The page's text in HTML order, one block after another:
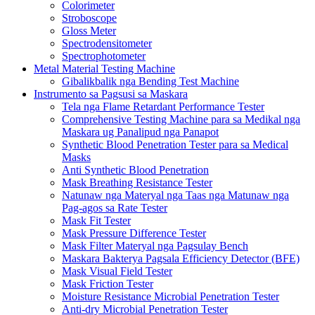
Colorimeter
Stroboscope
Gloss Meter
Spectrodensitometer
Spectrophotometer
Metal Material Testing Machine
Gibalikbalik nga Bending Test Machine
Instrumento sa Pagsusi sa Maskara
Tela nga Flame Retardant Performance Tester
Comprehensive Testing Machine para sa Medikal nga
Maskara ug Panalipud nga Panapot
Synthetic Blood Penetration Tester para sa Medical
Masks
Anti Synthetic Blood Penetration
Mask Breathing Resistance Tester
Natunaw nga Materyal nga Taas nga Matunaw nga
Pag-agos sa Rate Tester
Mask Fit Tester
Mask Pressure Difference Tester
Mask Filter Materyal nga Pagsulay Bench
Maskara Bakterya Pagsala Efficiency Detector (BFE)
Mask Visual Field Tester
Mask Friction Tester
Moisture Resistance Microbial Penetration Tester
Anti-dry Microbial Penetration Tester